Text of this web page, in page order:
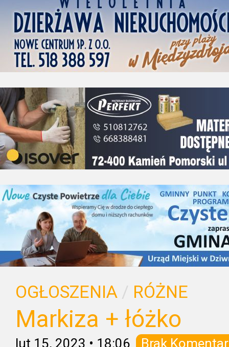
OGŁOSZENIA / RÓŻNE
Markiza + łóżko
lut 15, 2023 • 18:06 Brak